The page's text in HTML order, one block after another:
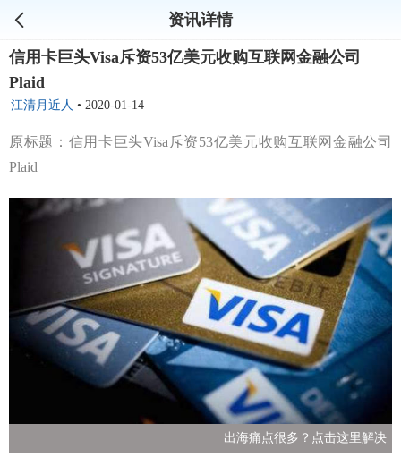
资讯详情
信用卡巨头Visa斥资53亿美元收购互联网金融公司
Plaid
江清月近人 • 2020-01-14
原标题：信用卡巨头Visa斥资53亿美元收购互联网金融公司
Plaid
出海痛点很多？点击这里解决